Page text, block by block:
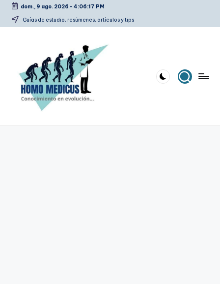
Saltar
dom., 9 ago. 2026 - 4:06:18 PM
Guías de estudio, resúmenes, artículos y tips